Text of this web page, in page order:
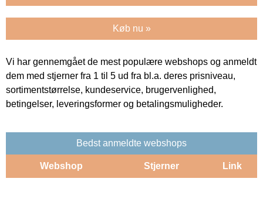
Køb nu »
Vi har gennemgået de mest populære webshops og anmeldt
dem med stjerner fra 1 til 5 ud fra bl.a. deres prisniveau,
sortimentstørrelse, kundeservice, brugervenlighed,
betingelser, leveringsformer og betalingsmuligheder.
Bedst anmeldte webshops
Webshop Stjerner Link